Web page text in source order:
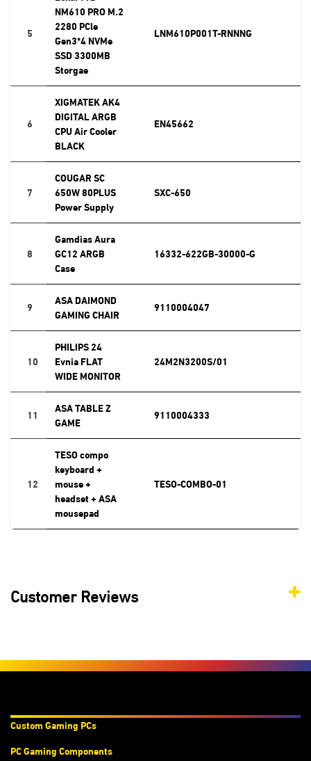
5
NM610 PRO M.2
2280 PCle
Gen3*4 NVMe
SSD 3300MB
Storgae
LNM610P001T-RNNNG
6
XIGMATEK AK4
DIGITAL ARGB
CPU Air Cooler
BLACK
EN45662
7
COUGAR SC
650W 80PLUS
Power Supply
SXC-650
8
Gamdias Aura
GC12 ARGB
Case
16332-622GB-30000-G
9
ASA DAIMOND
GAMING CHAIR
9110004047
10
PHILIPS 24
Evnia FLAT
WIDE MONITOR
24M2N3200S/01
11
ASA TABLE Z
GAME
9110004333
12
TESO compo
keyboard +
mouse +
headset + ASA
mousepad
TESO-COMBO-01
Customer Reviews
Custom Gaming PCs
PC Gaming Components